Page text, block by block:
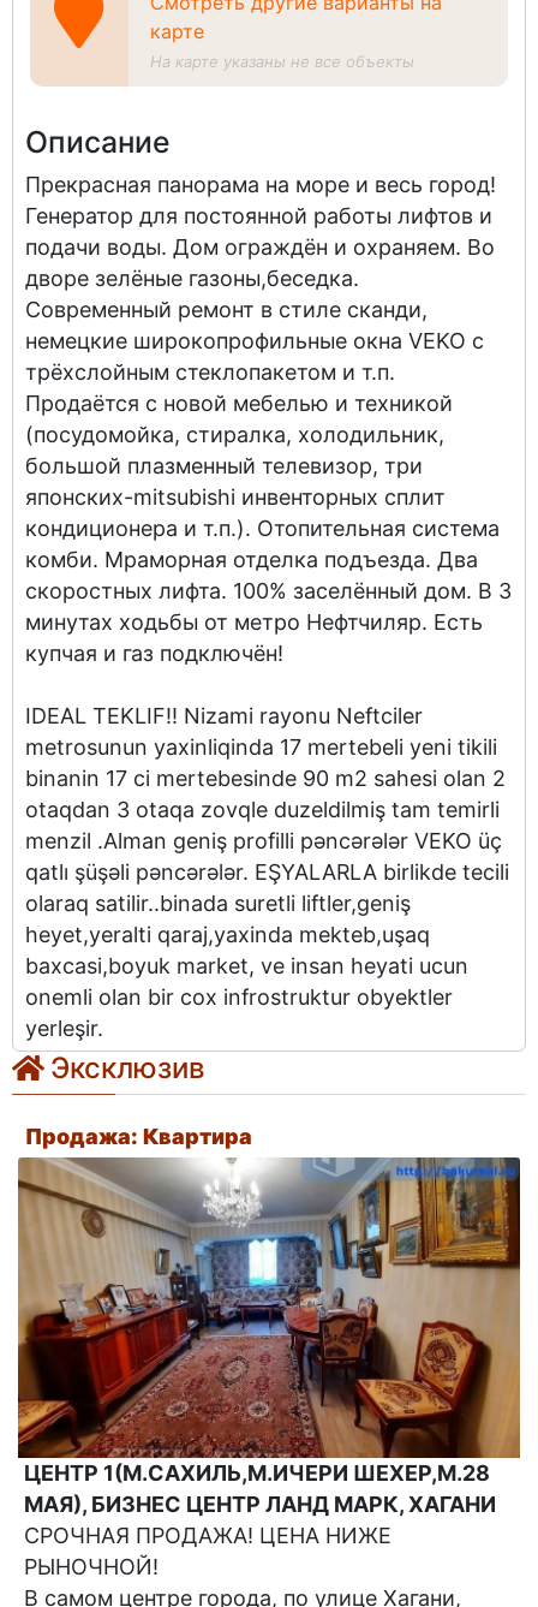
карте
На карте указаны не все объекты
Описание
Прекрасная панорама на море и весь город!
Генератор для постоянной работы лифтов и
подачи воды. Дом ограждён и охраняем. Во
дворе зелёные газоны,беседка.
Современный ремонт в стиле сканди,
немецкие широкопрофильные окна VEKO с
трёхслойным стеклопакетом и т.п.
Продаётся с новой мебелью и техникой
(посудомойка, стиралка, холодильник,
большой плазменный телевизор, три
японских-mitsubishi инвенторных сплит
кондиционера и т.п.). Отопительная система
комби. Мраморная отделка подъезда. Два
скоростных лифта. 100% заселённый дом. В 3
минутах ходьбы от метро Нефтчиляр. Есть
купчая и газ подключён!
IDEAL TEKLIF!! Nizami rayonu Neftciler
metrosunun yaxinliqinda 17 mertebeli yeni tikili
binanin 17 ci mertebesinde 90 m2 sahesi olan 2
otaqdan 3 otaqa zovqle duzeldilmiş tam temirli
menzil .Alman geniş profilli pəncərələr VEKO üç
qatlı şüşəli pəncərələr. EŞYALARLA birlikde tecili
olaraq satilir..binada suretli liftler,geniş
heyet,yeralti qaraj,yaxinda mekteb,uşaq
baxcasi,boyuk market, ve insan heyati ucun
onemli olan bir cox infrostruktur obyektler
yerleşir.
Эксклюзив
Продажа: Квартира
ЦЕНТР 1(М.САХИЛЬ,М.ИЧЕРИ ШЕХЕР,М.28
МАЯ), БИЗНЕС ЦЕНТР ЛАНД МАРК, ХАГАНИ
СРОЧНАЯ ПРОДАЖА! ЦЕНА НИЖЕ
РЫНОЧНОЙ!
В самом центре города, по улице Хагани,